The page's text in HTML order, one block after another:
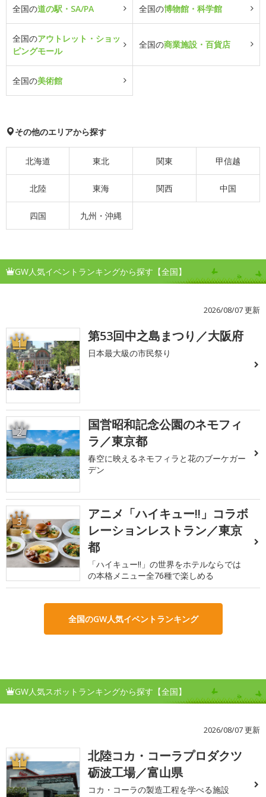
全国の道の駅・SA/PA 全国の博物館・科学館
全国のアウトレット・ショッ
ピングモール
全国の商業施設・百貨店
全国の美術館
その他のエリアから探す
北海道 東北 関東 甲信越
北陸 東海 関西 中国
四国 九州・沖縄
GW人気イベントランキングから探す【全国】
2026/08/07 更新
1 第53回中之島まつり／大阪府
日本最大級の市民祭り
2
国営昭和記念公園のネモフィ
ラ／東京都
春空に映えるネモフィラと花のブーケガー
デン
3
アニメ「ハイキュー!!」コラボ
レーションレストラン／東京
都
「ハイキュー!!」の世界をホテルならでは
の本格メニュー全76種で楽しめる
全国のGW人気イベントランキング
GW人気スポットランキングから探す【全国】
2026/08/07 更新
1
北陸コカ・コーラプロダクツ
砺波工場／富山県
コカ・コーラの製造工程を学べる施設